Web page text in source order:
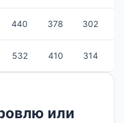
440 378 302
532 410 314
или